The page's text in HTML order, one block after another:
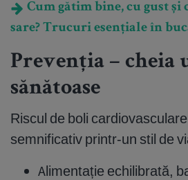
Cum gătim bine, cu gust și
sare? Trucuri esențiale în
Prevenția – cheia
sănătoase
Riscul de boli
semnificativ printr-un stil de
Alimentație echilibrată,